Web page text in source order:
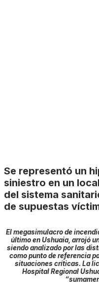
Se representó un
siniestro en un
del sistema
de supuestas
El megasimulacro de
último en Ushuaia, arrojó
siendo analizado por las
como punto de referencia
situaciones críticas. La
Hospital Regional